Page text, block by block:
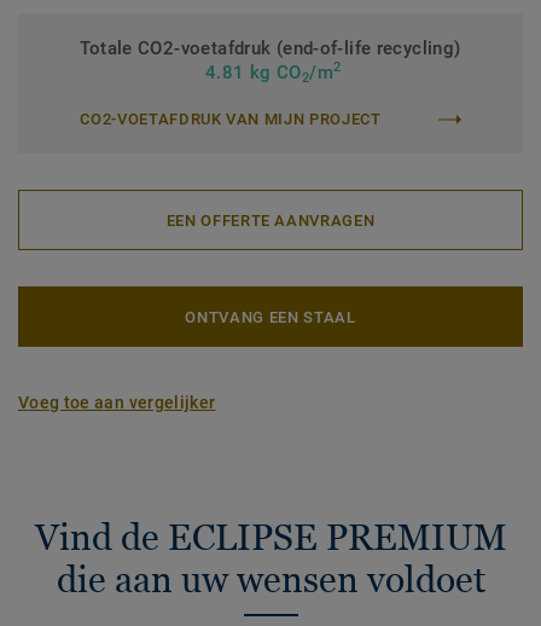
Totale CO2-voetafdruk (end-of-life recycling)
4.81 kg CO2/m2
CO2-VOETAFDRUK VAN MIJN PROJECT
EEN OFFERTE AANVRAGEN
ONTVANG EEN STAAL
Voeg toe aan vergelijker
Vind de ECLIPSE PREMIUM
die aan uw wensen voldoet